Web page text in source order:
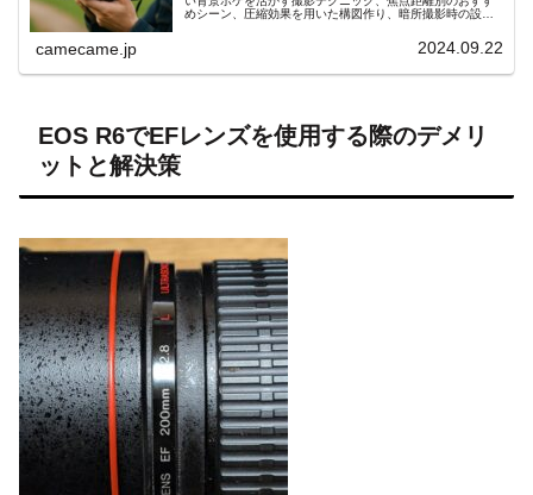
めシーン、圧縮効果を用いた構図作り、暗所撮影時の設定
camecame.jp 2024.09.22
EOS R6でEFレンズを使用する際のデメリ
ットと解決策